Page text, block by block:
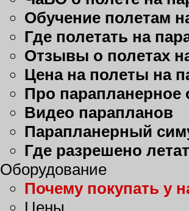
Обучение полетам
Где полетать на
Отзывы о полетах
Цена на полеты на
Про парапланерное
Видео парапланов
Парапланерный
Где разрешено
Оборудование
Почему покупать у